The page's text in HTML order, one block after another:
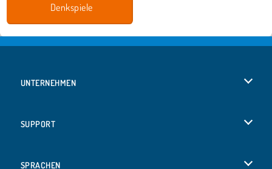
Denkspiele
UNTERNEHMEN
SUPPORT
SPRACHEN